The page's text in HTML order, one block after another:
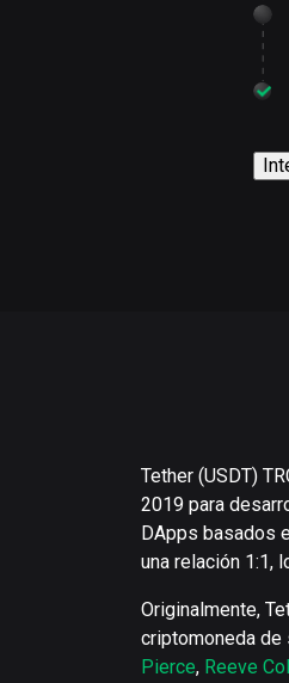
Tether (USDT)
2019 para
DApps basados
una relación 1:1,
Originalmente,
criptomoneda de
Pierce, Reeve